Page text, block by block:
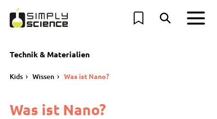
Technik & Materialien
Kids Wissen Was ist Nano?
Was ist Nano?